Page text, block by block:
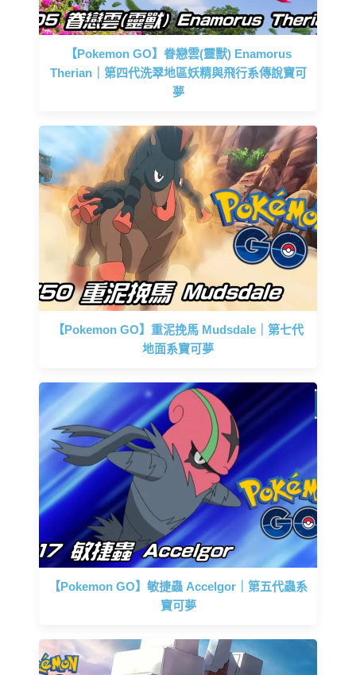
【Pokemon GO】眷戀雲(靈獸) Enamorus
Therian｜第四代洗翠地區妖精與飛行系傳說寶可
夢
【Pokemon GO】重泥挽馬 Mudsdale｜第七代
地面系寶可夢
【Pokemon GO】敏捷蟲 Accelgor｜第五代蟲系
寶可夢